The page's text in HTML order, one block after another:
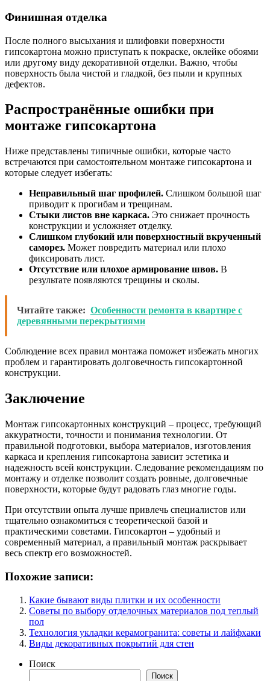
Финишная отделка
После полного высыхания и шлифовки поверхности
гипсокартона можно приступать к покраске, оклейке обоями
или другому виду декоративной отделки. Важно, чтобы
поверхность была чистой и гладкой, без пыли и крупных
дефектов.
Распространённые ошибки при
монтаже гипсокартона
Ниже представлены типичные ошибки, которые часто
встречаются при самостоятельном монтаже гипсокартона и
которые следует избегать:
Неправильный шаг профилей. Слишком большой шаг
приводит к прогибам и трещинам.
Стыки листов вне каркаса. Это снижает прочность
конструкции и усложняет отделку.
Слишком глубокий или поверхностный вкрученный
саморез. Может повредить материал или плохо
фиксировать лист.
Отсутствие или плохое армирование швов. В
результате появляются трещины и сколы.
Читайте также: Особенности ремонта в квартире с
деревянными перекрытиями
Соблюдение всех правил монтажа поможет избежать многих
проблем и гарантировать долговечность гипсокартонной
конструкции.
Заключение
Монтаж гипсокартонных конструкций – процесс, требующий
аккуратности, точности и понимания технологии. От
правильной подготовки, выбора материалов, изготовления
каркаса и крепления гипсокартона зависит эстетика и
надежность всей конструкции. Следование рекомендациям по
монтажу и отделке позволит создать ровные, долговечные
поверхности, которые будут радовать глаз многие годы.
При отсутствии опыта лучше привлечь специалистов или
тщательно ознакомиться с теоретической базой и
практическими советами. Гипсокартон – удобный и
современный материал, а правильный монтаж раскрывает
весь спектр его возможностей.
Похожие записи:
Какие бывают виды плитки и их особенности
Советы по выбору отделочных материалов под теплый
пол
Технология укладки керамогранита: советы и лайфхаки
Виды декоративных покрытий для стен
Поиск
Поиск